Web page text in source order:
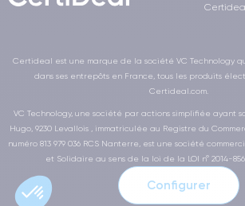
Configurer
Certideal est une marque de la société VC Technology
dans ses entrepôts en France, tous les produits
Certideal.com.
VC Technology, une société par actions simplifiée ayant
Hugo, 9230 Levallois , immatriculée au Registre du
numéro 813 979 036 RCS Nanterre, est une société
et Solidaire au sens de la loi de la LOI n° 2014-